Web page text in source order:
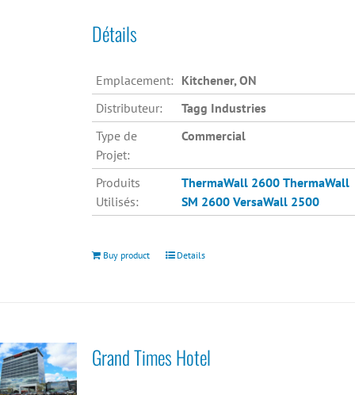
Détails
Emplacement: Kitchener, ON
Distributeur:
Tagg Industries
Type de
Projet:
Commercial
Produits
Utilisés:
ThermaWall 2600 ThermaWall
SM 2600 VersaWall 2500
Buy product Details
Grand Times Hotel